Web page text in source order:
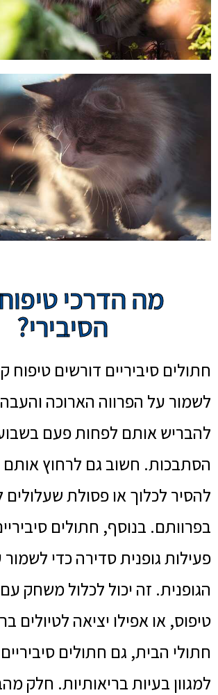
מה הדרכי
הסיבירי?
חתולים סיביריים דורשים טיפוח
לשמור על הפרווה הארוכה
להבריש אותם לפחות פעם
הסתבכות. חשוב גם לרחוץ אותם
להסיר לכלוך או פסולת
בפרוותם. בנוסף, חתולים
פעילות גופנית סדירה כדי
הגופנית. זה יכול לכלול משחק
טיפוס, או אפילו יציאה לטיולים
חתולי הבית, גם חתולים
למגוון בעיות בריאותיות. חלק